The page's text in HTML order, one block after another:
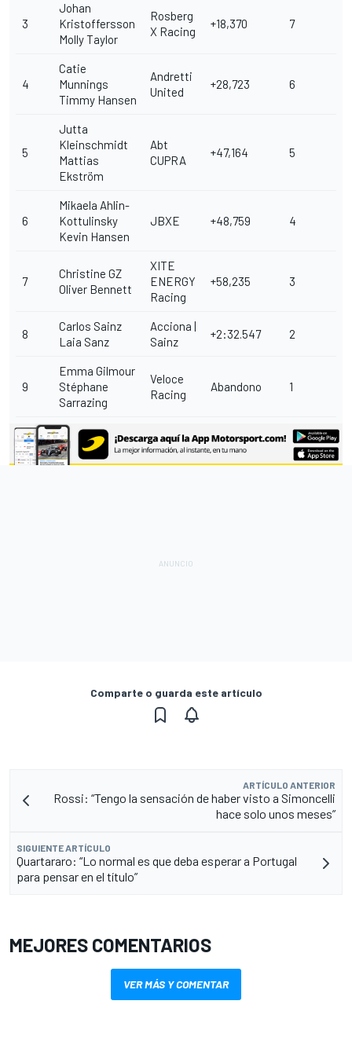
3
Johan
Kristoffersson
Molly Taylor
Rosberg
X Racing
+18,370 7
4
Catie
Munnings
Timmy Hansen
Andretti
United
+28,723 6
5
Jutta
Kleinschmidt
Mattias
Ekström
Abt
CUPRA
+47,164 5
6
Mikaela Ahlin-
Kottulinsky
Kevin Hansen
JBXE +48,759 4
7
Christine GZ
Oliver Bennett
XITE
ENERGY
Racing
+58,235 3
8
Carlos Sainz
Laia Sanz
Acciona |
Sainz
+2:32.547 2
9
Emma Gilmour
Stéphane
Sarrazing
Veloce
Racing
Abandono 1
Comparte o guarda este artículo
ARTÍCULO ANTERIOR
Rossi: “Tengo la sensación de haber visto a Simoncelli
hace solo unos meses”
SIGUIENTE ARTÍCULO
Quartararo: “Lo normal es que deba esperar a Portugal
para pensar en el título”
MEJORES COMENTARIOS
VER MÁS Y COMENTAR